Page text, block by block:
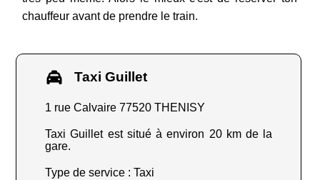
chauffeur avant de prendre le train.
Taxi Guillet
1 rue Calvaire 77520 THENISY
Taxi Guillet est situé à environ 20 km de la
gare.
Type de service : Taxi